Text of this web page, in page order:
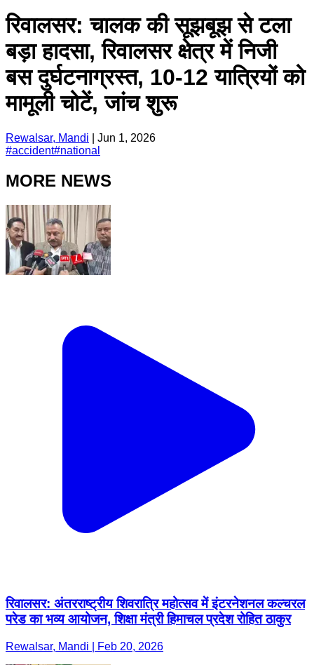
रिवालसर: चालक की सूझबूझ से टला
बड़ा हादसा, रिवालसर क्षेत्र में निजी
बस दुर्घटनाग्रस्त, 10-12 यात्रियों को
मामूली चोटें, जांच शुरू
Rewalsar, Mandi
Jun 1, 2026
#accident#national
MORE NEWS
रिवालसर: अंतरराष्ट्रीय शिवरात्रि महोत्सव में इंटरनेशनल कल्चरल
परेड का भव्य आयोजन, शिक्षा मंत्री हिमाचल प्रदेश रोहित ठाकुर
Rewalsar, Mandi | Feb 20, 2026